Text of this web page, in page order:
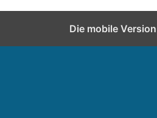
Die mobile